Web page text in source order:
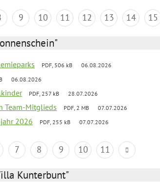
9 10 11 12 13 14 15
PDF, 506 kB 06.08.2026
06.08.2026
PDF, 257 kB 28.07.2026
Team-Mitglieds PDF, 2 MB 07.07.2026
2026 PDF, 255 kB 07.07.2026
7 8 9 10 11
Kunterbunt"